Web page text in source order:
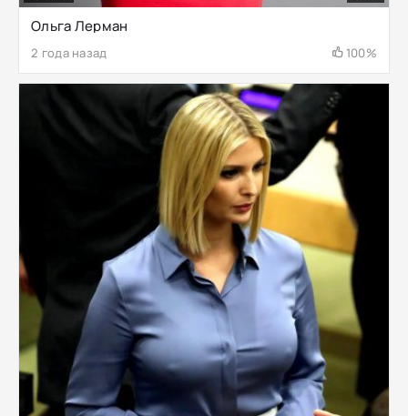
Ольга Лерман
2 года назад 100%